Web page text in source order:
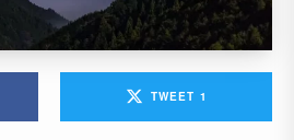
TWEET 1